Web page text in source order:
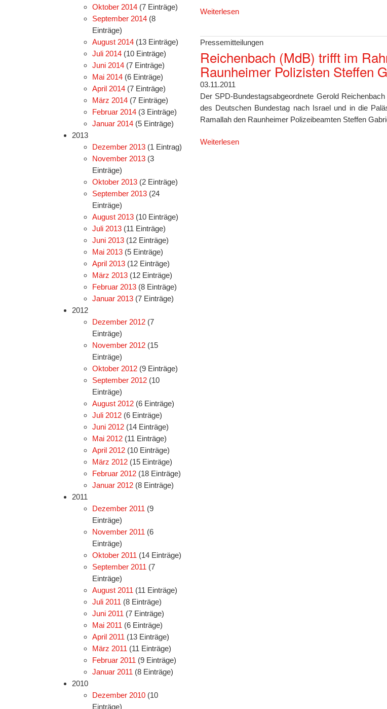
Oktober 2014 (7 Einträge)
September 2014 (8
Einträge)
August 2014 (13 Einträge)
Juli 2014 (10 Einträge)
Juni 2014 (7 Einträge)
Mai 2014 (6 Einträge)
April 2014 (7 Einträge)
März 2014 (7 Einträge)
Februar 2014 (3 Einträge)
Januar 2014 (5 Einträge)
2013
Dezember 2013 (1 Eintrag)
November 2013 (3
Einträge)
Oktober 2013 (2 Einträge)
September 2013 (24
Einträge)
August 2013 (10 Einträge)
Juli 2013 (11 Einträge)
Juni 2013 (12 Einträge)
Mai 2013 (5 Einträge)
April 2013 (12 Einträge)
März 2013 (12 Einträge)
Februar 2013 (8 Einträge)
Januar 2013 (7 Einträge)
2012
Dezember 2012 (7
Einträge)
November 2012 (15
Einträge)
Oktober 2012 (9 Einträge)
September 2012 (10
Einträge)
August 2012 (6 Einträge)
Juli 2012 (6 Einträge)
Juni 2012 (14 Einträge)
Mai 2012 (11 Einträge)
April 2012 (10 Einträge)
März 2012 (15 Einträge)
Februar 2012 (18 Einträge)
Januar 2012 (8 Einträge)
2011
Dezember 2011 (9
Einträge)
November 2011 (6
Einträge)
Oktober 2011 (14 Einträge)
September 2011 (7
Einträge)
August 2011 (11 Einträge)
Juli 2011 (8 Einträge)
Juni 2011 (7 Einträge)
Mai 2011 (6 Einträge)
April 2011 (13 Einträge)
März 2011 (11 Einträge)
Februar 2011 (9 Einträge)
Januar 2011 (8 Einträge)
2010
Dezember 2010 (10
Einträge)
Weiterlesen
Pressemitteilungen
Reichenbach (MdB) trifft im
Raunheimer Polizisten Steffen
03.11.2011
Der SPD-Bundestagsabgeordnete Gerold
des Deutschen Bundestag nach Israel und in die
Ramallah den Raunheimer Polizeibeamten Steffen
Weiterlesen